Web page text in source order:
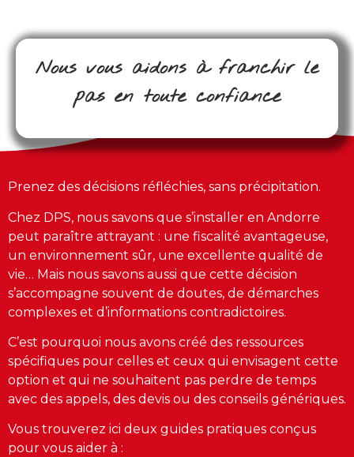
Nous vous aidons à franchir le
pas en toute confiance
Prenez des décisions réfléchies, sans précipitation.
Chez DPS, nous savons que s’installer en Andorre
peut paraître attrayant : une fiscalité avantageuse,
un environnement sûr, une excellente qualité de
vie… Mais nous savons aussi que cette décision
s’accompagne souvent de doutes, de démarches
complexes et d’informations contradictoires.
C’est pourquoi nous avons créé des ressources
spécifiques pour celles et ceux qui envisagent cette
option et qui ne souhaitent pas perdre de temps
avec des appels, des devis ou des conseils génériques.
Vous trouverez ici deux guides pratiques conçus
pour vous aider à :